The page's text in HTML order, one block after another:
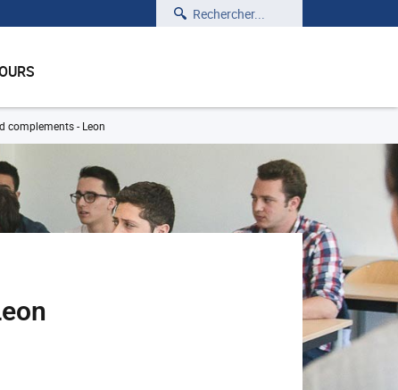
Rechercher
complements - Leon